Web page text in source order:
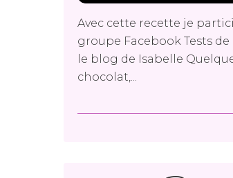
Avec cette recette je
groupe Facebook Tests
le blog de Isabelle
chocolat,...